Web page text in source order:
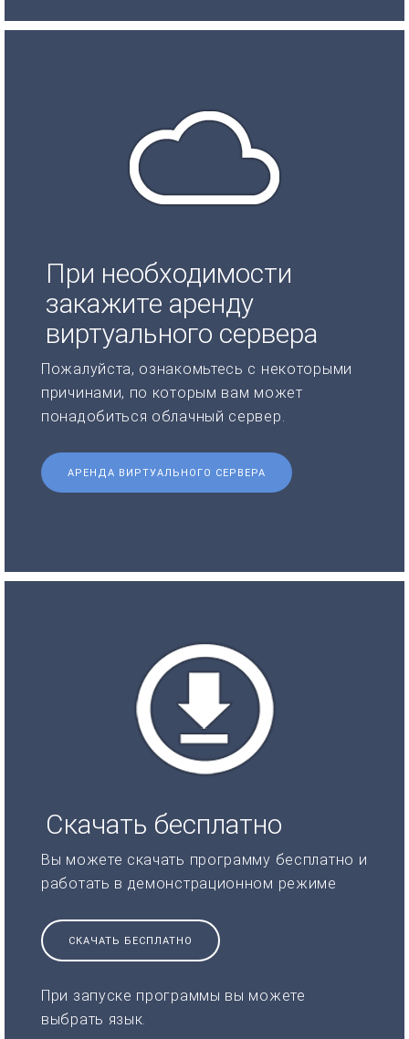
При необходимости
закажите аренду
виртуального сервера
Пожалуйста, ознакомьтесь с некоторыми
причинами, по которым вам может
понадобиться облачный сервер.
АРЕНДА ВИРТУАЛЬНОГО СЕРВЕРА
Скачать бесплатно
Вы можете скачать программу бесплатно и
работать в демонстрационном режиме
СКАЧАТЬ БЕСПЛАТНО
При запуске программы вы можете
выбрать язык.